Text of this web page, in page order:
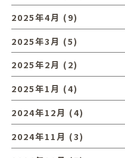
2025年4月 (9)
2025年3月 (5)
2025年2月 (2)
2025年1月 (4)
2024年12月 (4)
2024年11月 (3)